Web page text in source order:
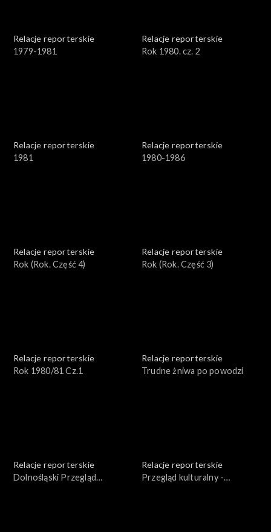
Relacje reporterskie
1979-1981
Relacje reporterskie
Rok 1980. cz. 2
Relacje reporterskie
1981
Relacje reporterskie
1980-1986
Relacje reporterskie
Rok (Rok. Część 4)
Relacje reporterskie
Rok (Rok. Część 3)
Relacje reporterskie
Rok 1980/81 Cz.1
Relacje reporterskie
Trudne żniwa po powodzi
Relacje reporterskie
Dolnośląski Przegląd
Relacje reporterskie
Przegląd kulturalny -